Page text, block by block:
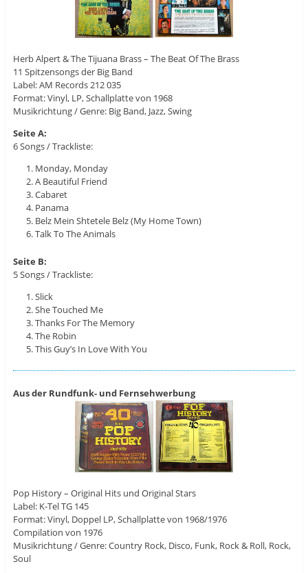
Herb Alpert & The Tijuana Brass ‎– The Beat Of The Brass
11 Spitzensongs der Big Band
Label: AM Records ‎212 035
Format: Vinyl, LP, Schallplatte von 1968
Musikrichtung / Genre: Big Band, Jazz, Swing
Seite A:
6 Songs / Trackliste:
Monday, Monday
A Beautiful Friend
Cabaret
Panama
Belz Mein Shtetele Belz (My Home Town)
Talk To The Animals
Seite B:
5 Songs / Trackliste:
Slick
She Touched Me
Thanks For The Memory
The Robin
This Guy’s In Love With You
Aus der Rundfunk- und Fernsehwerbung
Pop History – Original Hits und Original Stars
Label: K-Tel TG 145
Format: Vinyl, Doppel LP, Schallplatte von 1968/1976
Compilation von 1976
Musikrichtung / Genre: Country Rock, Disco, Funk, Rock & Roll, Rock,
Soul